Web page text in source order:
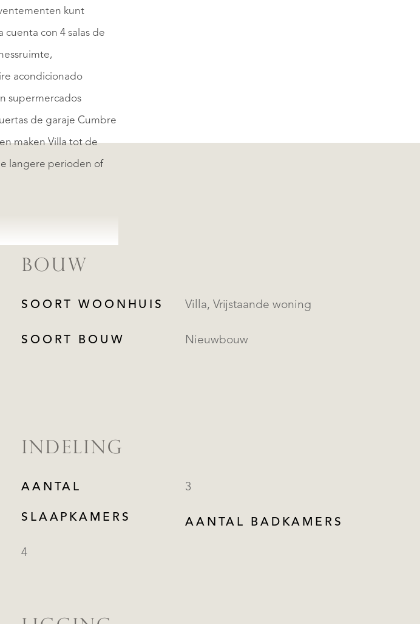
kunt
con 4 salas de
acondicionado
supermercados
de garaje Cumbre
maken Villa tot de
langere perioden of
BOUW
SOORT WOONHUIS Villa, Vrijstaande woning
SOORT BOUW Nieuwbouw
INDELING
AANTAL
SLAAPKAMERS
3
AANTAL BADKAMERS
4